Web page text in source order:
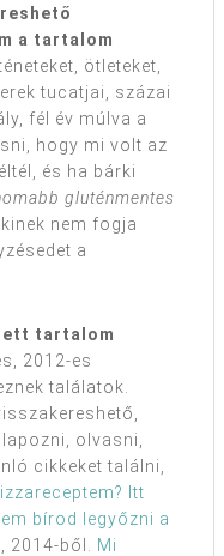
a tartalom
ötleteket,
tucatjai, százai
fél év múlva a
hogy mi volt az
és ha bárki
gluténmentes
nem fogja
a
tartalom
2012-es
találatok.
olvasni,
cikkeket találni,
Itt
bírod legyőzni a
, 2014-ből.
Mi